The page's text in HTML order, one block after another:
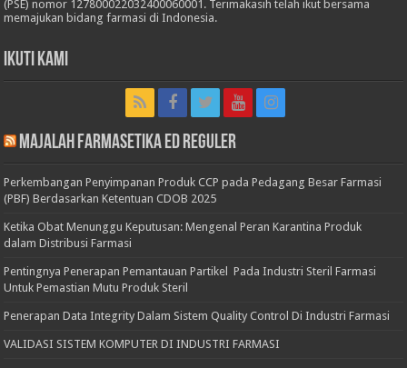
(PSE) nomor 127800022032400060001. Terimakasih telah ikut bersama
memajukan bidang farmasi di Indonesia.
Ikuti Kami
Majalah Farmasetika Ed Reguler
Perkembangan Penyimpanan Produk CCP pada Pedagang Besar Farmasi
(PBF) Berdasarkan Ketentuan CDOB 2025
Ketika Obat Menunggu Keputusan: Mengenal Peran Karantina Produk
dalam Distribusi Farmasi
Pentingnya Penerapan Pemantauan Partikel Pada Industri Steril Farmasi
Untuk Pemastian Mutu Produk Steril
Penerapan Data Integrity Dalam Sistem Quality Control Di Industri Farmasi
VALIDASI SISTEM KOMPUTER DI INDUSTRI FARMASI